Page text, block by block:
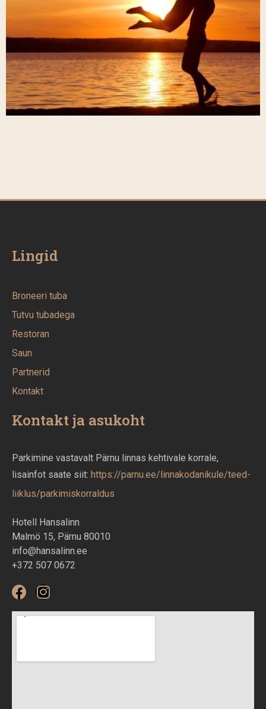
Lingid
Broneeri tuba
Tutvu tubadega
Restoran
Saun
Partnerid
Kontakt
Kontakt ja asukoht
Parkimine vastavalt Pärnu linnas kehtivale korrale,
lisainfot saate siit: https://parnu.ee/linnakodanikule/teed-
liiklus/parkimiskorraldus
Hotell Hansalinn
Malmö 15, Pärnu 80010
info@hansalinn.ee
+372 507 0672